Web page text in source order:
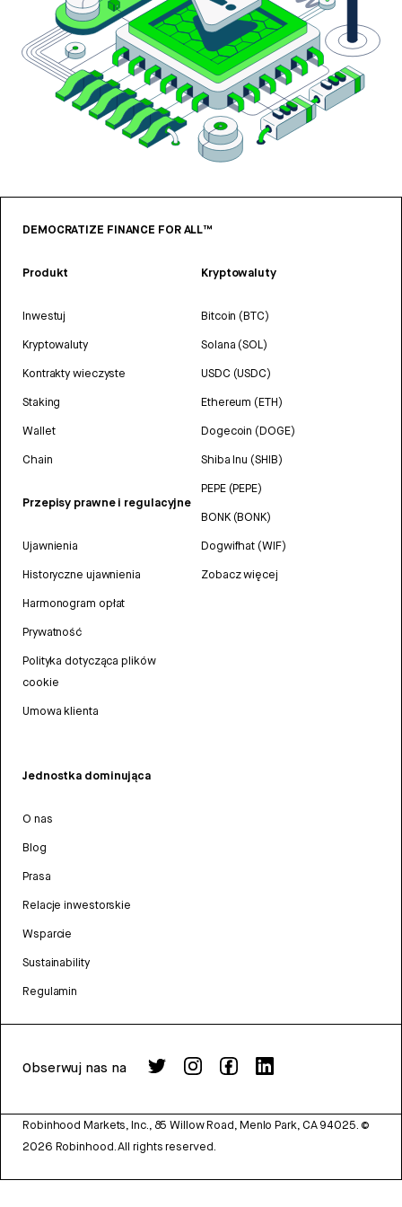
DEMOCRATIZE FINANCE FOR ALL™
Produkt
Inwestuj
Kryptowaluty
Kontrakty wieczyste
Staking
Wallet
Chain
Przepisy prawne i regulacyjne
Ujawnienia
Historyczne ujawnienia
Harmonogram opłat
Prywatność
Polityka dotycząca plików
cookie
Umowa klienta
Kryptowaluty
Bitcoin (BTC)
Solana (SOL)
USDC (USDC)
Ethereum (ETH)
Dogecoin (DOGE)
Shiba Inu (SHIB)
PEPE (PEPE)
BONK (BONK)
Dogwifhat (WIF)
Zobacz więcej
Jednostka dominująca
O nas
Blog
Prasa
Relacje inwestorskie
Wsparcie
Sustainability
Regulamin
Obserwuj nas na
Robinhood Markets, Inc., 85 Willow Road, Menlo Park, CA 94025. ©
2026 Robinhood. All rights reserved.